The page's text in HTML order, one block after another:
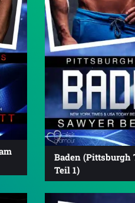
Baden (Pittsburgh
Teil 1)